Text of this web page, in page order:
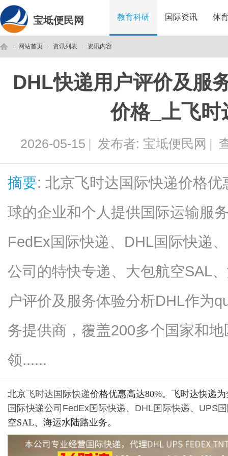
宝坻便民网 教育科研 国际资讯 体
网站首页
›
资讯列表
›
资讯内容
DHL快递用户评价及服
价格_上飞时
2026-05-15 | 发布者: 宝坻便民网 |
摘要: 北京飞时达国际快递价格
球的企业和个人提供国际运输服
FedEx国际快递、DHL国际快递
公司的特快专递、大包航空SAL
户评价及服务体验分析DHL作为
务提供商，覆盖200多个国家和
领......
北京 飞时达 国际快递价格优惠高达80%。飞时达快递
国际快递公司 FedEx国际快递 、 DHL国际快递 、 UPS
空SAL、海运水陆路业务。